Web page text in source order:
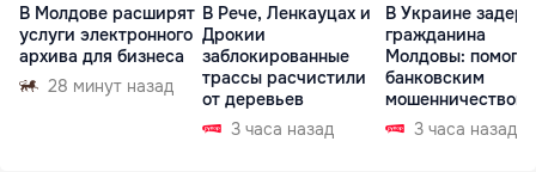
В Молдове расширят
услуги электронного
архива для бизнеса
28 минут назад
В Рече, Ленкауцах и
Дрокии
заблокированные
трассы расчистили
от деревьев
3 часа назад
В Украине
гражданина
Молдовы:
банковским
мошенничеством
Чехии3 часа назад